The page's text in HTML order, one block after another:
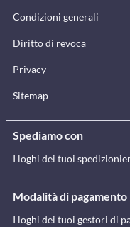
Condizioni generali
Diritto di revoca
Privacy
Sitemap
Spediamo con
I loghi dei tuoi
Modalità di pagamento
I loghi dei tuoi gestori di